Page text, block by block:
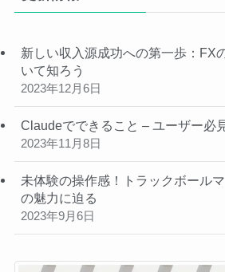
新しい収入源成功への第一歩：FX
いて知ろう
2023年12月6日
Claudeでできること – ユーザー必
2023年11月8日
未体験の操作感！トラックボール
の魅力に迫る
2023年9月6日